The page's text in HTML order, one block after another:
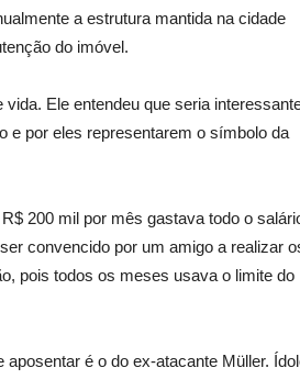
a estrutura mantida na cidade
do imóvel.
Ele entendeu que seria
e por eles representarem o símbolo da
200 mil por mês gastava todo o
convencido por um amigo a realizar
pois todos os meses usava o limite do
é o do ex-atacante Müller.